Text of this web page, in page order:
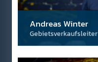
Andreas Winter
Gebietsverkaufsleiter